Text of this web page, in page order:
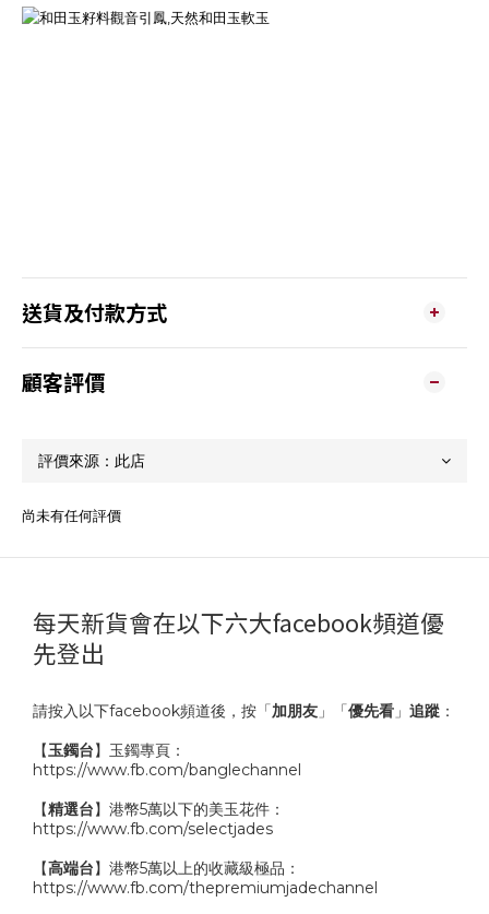
送貨及付款方式
顧客評價
尚未有任何評價
每天新貨會在以下六大facebook頻道優
先登出
請按入以下facebook頻道後，按「加朋友 」「優先看 」 追蹤 ：
【玉鐲台】玉鐲專頁：
https://www.fb.com/banglechannel
【精選台】港幣5萬以下的美玉花件：
https://www.fb.com/selectjades
【高端台】港幣5萬以上的收藏級極品：
https://www.fb.com/thepremiumjadechannel